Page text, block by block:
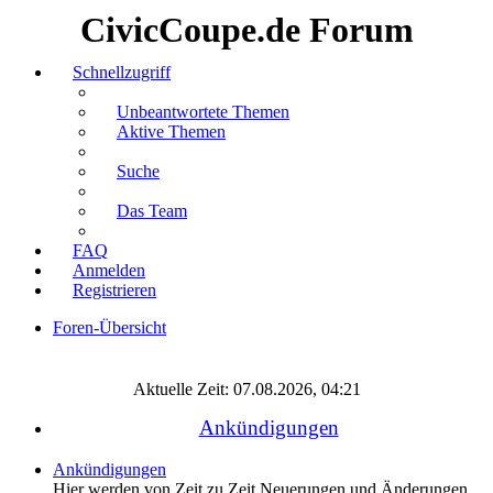
CivicCoupe.de Forum
Schnellzugriff
Unbeantwortete Themen
Aktive Themen
Suche
Das Team
FAQ
Anmelden
Registrieren
Foren-Übersicht
Aktuelle Zeit: 07.08.2026, 04:21
Ankündigungen
Ankündigungen
Hier werden von Zeit zu Zeit Neuerungen und Änderungen